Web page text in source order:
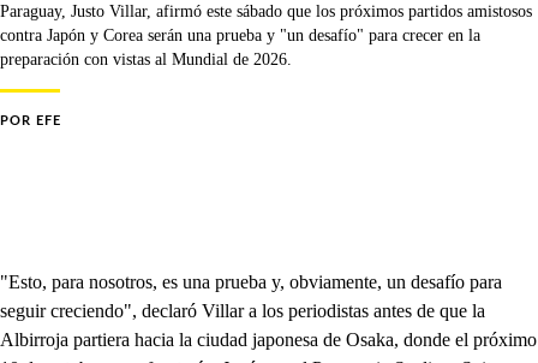
Paraguay, Justo Villar, afirmó este sábado que los próximos partidos amistosos
contra Japón y Corea serán una prueba y "un desafío" para crecer en la
preparación con vistas al Mundial de 2026.
POR EFE
"Esto, para nosotros, es una prueba y, obviamente, un desafío para
seguir creciendo", declaró Villar a los periodistas antes de que la
Albirroja partiera hacia la ciudad japonesa de Osaka, donde el próximo